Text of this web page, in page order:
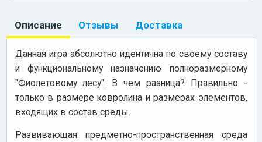
Описание Отзывы Доставка
Данная игра абсолютно идентична по своему составу
и функциональному назначению полноразмерному
"Фиолетовому лесу". В чем разница? Правильно -
только в размере ковролина и размерах элементов,
входящих в состав среды.
Развивающая предметно-пространственная среда